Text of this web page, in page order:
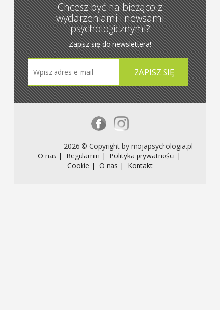
Chcesz być na bieżąco z
wydarzeniami i newsami
psychologicznymi?
Zapisz się do newslettera!
2026 © Copyright by mojapsychologia.pl
O nas |
Regulamin |
Polityka prywatności |
Cookie | O nas | Kontakt